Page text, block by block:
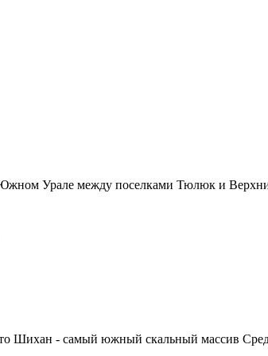
Южном Урале между поселками Тюлюк и
Шихан - самый южный скальный массив